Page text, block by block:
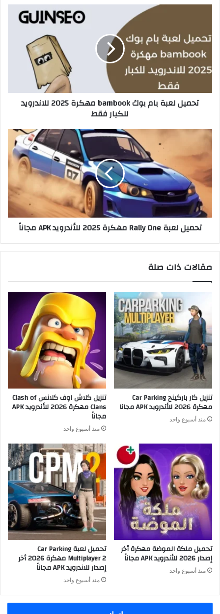
تحميل لعبة بام بوك bambook مهكرة 2025 للاندرويد
للكبار فقط
تحميل لعبة Rally One مهكرة 2025 للأندرويد APK مجاناً
مقالات ذات صلة
تنزيل كار باركينج Car Parking
مهكرة 2026 للأندرويد APK مجانا
منذ أسبوع واحد
تنزيل كلاش اوف كلانس Clash of
Clans مهكرة 2026 للأندرويد APK
مجاناً
منذ أسبوع واحد
تحميل ملكة الموضة مهكرة أخر
إصدار 2026 للأندرويد APK مجاناً
منذ أسبوع واحد
تحميل لعبة Car Parking
Multiplayer 2 مهكرة 2026 أخر
إصدار للاندرويد APK مجاناً
منذ أسبوع واحد